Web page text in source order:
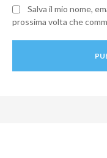
Salva il mio nome,
prossima volta che